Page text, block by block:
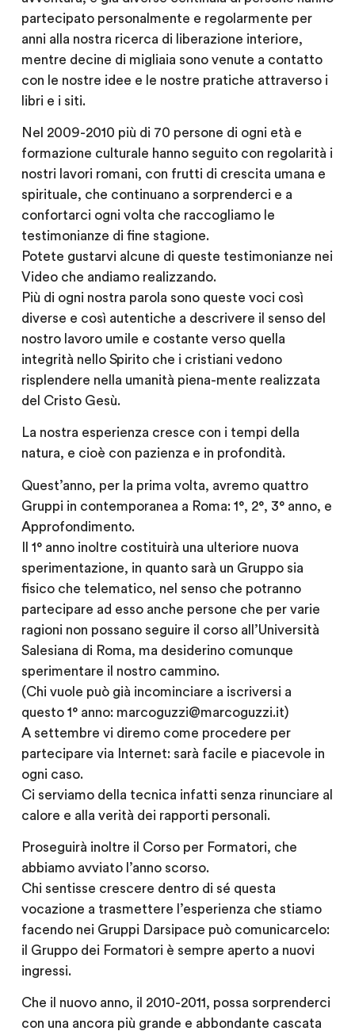
partecipato personalmente e regolarmente per
anni alla nostra ricerca di liberazione interiore,
mentre decine di migliaia sono venute a contatto
con le nostre idee e le nostre pratiche attraverso i
libri e i siti.
Nel 2009-2010 più di 70 persone di ogni età e
formazione culturale hanno seguito con regolarità i
nostri lavori romani, con frutti di crescita umana e
spirituale, che continuano a sorprenderci e a
confortarci ogni volta che raccogliamo le
testimonianze di fine stagione.
Potete gustarvi alcune di queste testimonianze nei
Video che andiamo realizzando.
Più di ogni nostra parola sono queste voci così
diverse e così autentiche a descrivere il senso del
nostro lavoro umile e costante verso quella
integrità nello Spirito che i cristiani vedono
risplendere nella umanità piena-mente realizzata
del Cristo Gesù.
La nostra esperienza cresce con i tempi della
natura, e cioè con pazienza e in profondità.
Quest’anno, per la prima volta, avremo quattro
Gruppi in contemporanea a Roma: 1°, 2°, 3° anno, e
Approfondimento.
Il 1° anno inoltre costituirà una ulteriore nuova
sperimentazione, in quanto sarà un Gruppo sia
fisico che telematico, nel senso che potranno
partecipare ad esso anche persone che per varie
ragioni non possano seguire il corso all’Università
Salesiana di Roma, ma desiderino comunque
sperimentare il nostro cammino.
(Chi vuole può già incominciare a iscriversi a
questo 1° anno: marcoguzzi@marcoguzzi.it)
A settembre vi diremo come procedere per
partecipare via Internet: sarà facile e piacevole in
ogni caso.
Ci serviamo della tecnica infatti senza rinunciare al
calore e alla verità dei rapporti personali.
Proseguirà inoltre il Corso per Formatori, che
abbiamo avviato l’anno scorso.
Chi sentisse crescere dentro di sé questa
vocazione a trasmettere l’esperienza che stiamo
facendo nei Gruppi Darsipace può comunicarcelo:
il Gruppo dei Formatori è sempre aperto a nuovi
ingressi.
Che il nuovo anno, il 2010-2011, possa sorprenderci
con una ancora più grande e abbondante cascata